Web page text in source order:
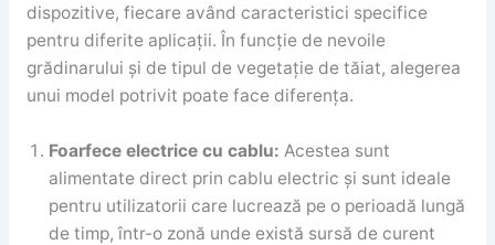
dispozitive, fiecare având caracteristici specifice
pentru diferite aplicații. În funcție de nevoile
grădinarului și de tipul de vegetație de tăiat, alegerea
unui model potrivit poate face diferența.
Foarfece electrice cu cablu: Acestea sunt
alimentate direct prin cablu electric și sunt ideale
pentru utilizatorii care lucrează pe o perioadă lungă
de timp, într-o zonă unde există sursă de curent